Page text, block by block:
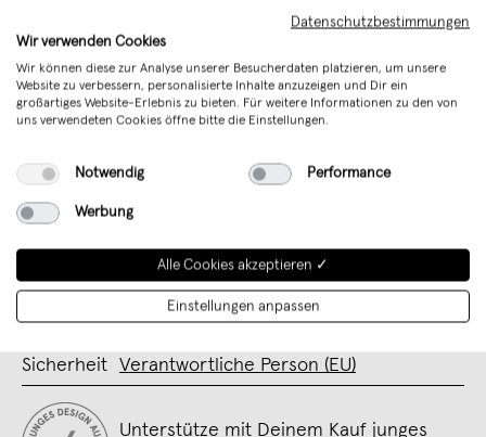
tiefe Braunton des Holzes so richtig zur Geltung
kommt
D - SET A4 WIND + A4 Eiche
F - SET A4 WIND + A4 Nussbaum
Merken
Art. Nr. Posterleiste A4
Verkäufer studio na.hili
Sicherheit Verantwortliche Person (EU)
Unterstütze mit Deinem Kauf junges
Datenschutzbestimmungen
Wir verwenden Cookies
Wir können diese zur Analyse unserer Besucherdaten platzieren, um unsere
Website zu verbessern, personalisierte Inhalte anzuzeigen und Dir ein
großartiges Website-Erlebnis zu bieten. Für weitere Informationen zu den von
uns verwendeten Cookies öffne bitte die Einstellungen.
Notwendig Performance
Werbung
Alle Cookies akzeptieren ✓
Einstellungen anpassen